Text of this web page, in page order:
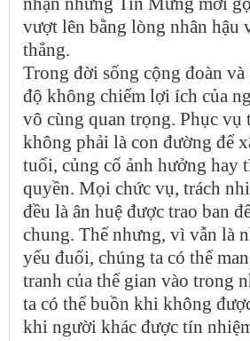
vượt lên bằng lòng nhân hậu
thẳng.
Trong đời sống cộng đoàn
độ không chiếm lợi ích của
vô cùng quan trọng. Phục
không phải là con đường để
tuổi, củng cố ảnh hưởng hay
quyền. Mọi chức vụ, trách
đều là ân huệ được trao ban
chung. Thế nhưng, vì vẫn là
yếu đuối, chúng ta có thể
tranh của thế gian vào trong
ta có thể buồn khi không
khi người khác được tín